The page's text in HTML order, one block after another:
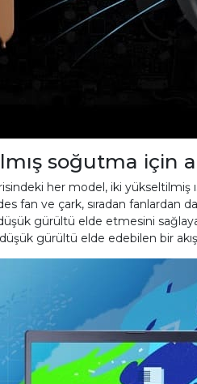
soğutma
her model, iki yükseltilmiş
fan ve çark, sıradan fanlardan
düşük gürültü elde etmesini
gürültü elde edebilen bir